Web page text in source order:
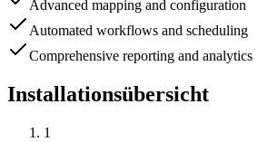
Advanced mapping and configuration
Automated workflows and scheduling
Comprehensive reporting and analytics
Installationsübersicht
1